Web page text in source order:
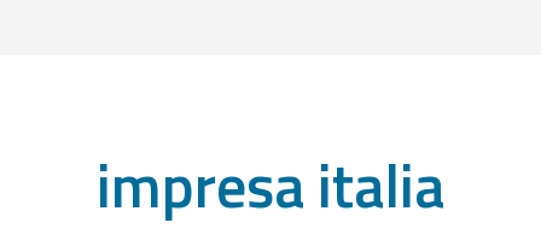
impresa italia